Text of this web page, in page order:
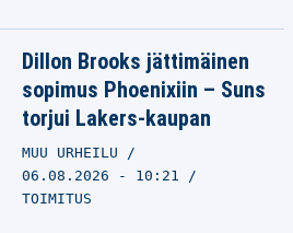
Dillon Brooks jättimäinen
sopimus Phoenixiin – Suns
torjui Lakers-kaupan
MUU URHEILU
06.08.2026 - 10:21
TOIMITUS